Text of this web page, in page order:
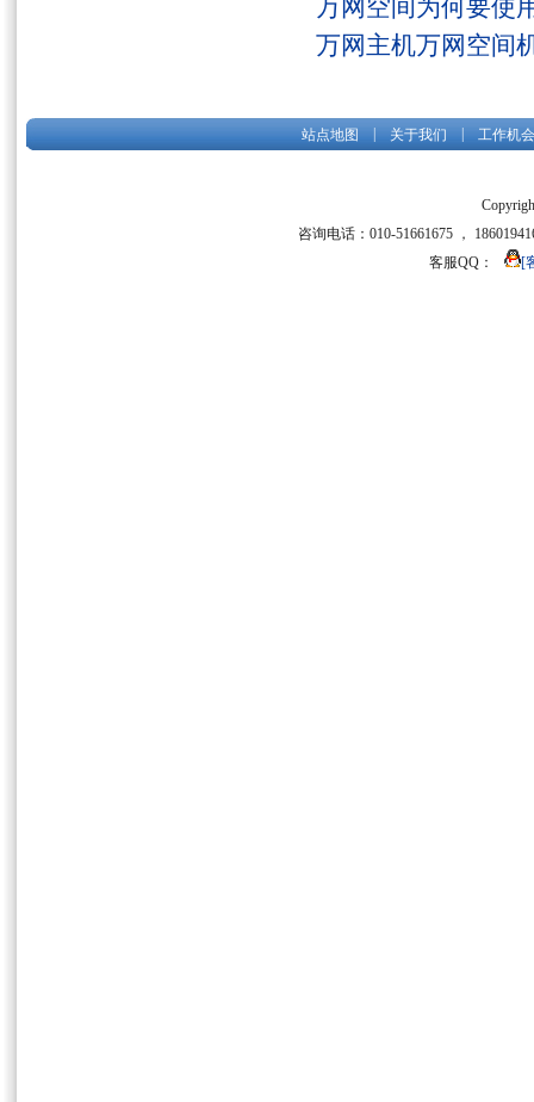
万网空间为何要使
万网主机万网空间
站点地图 关于我们 工作机会
咨询电话：010-51661675 ，
客服QQ：
[